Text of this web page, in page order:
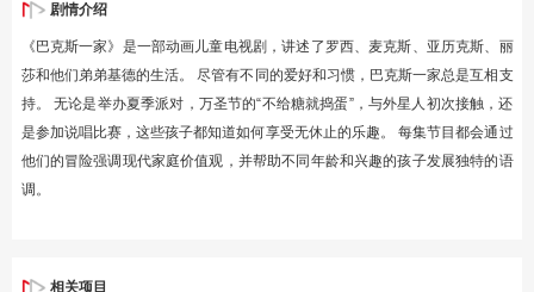
剧情介绍
《巴克斯一家》是一部动画儿童电视剧，讲述了罗西、麦克斯、亚历克斯、丽
莎和他们弟弟基德的生活。 尽管有不同的爱好和习惯，巴克斯一家总是互相支
持。 无论是举办夏季派对，万圣节的“不给糖就捣蛋”，与外星人初次接触，还
是参加说唱比赛，这些孩子都知道如何享受无休止的乐趣。 每集节目都会通过
他们的冒险强调现代家庭价值观，并帮助不同年龄和兴趣的孩子发展独特的语
调。
相关项目